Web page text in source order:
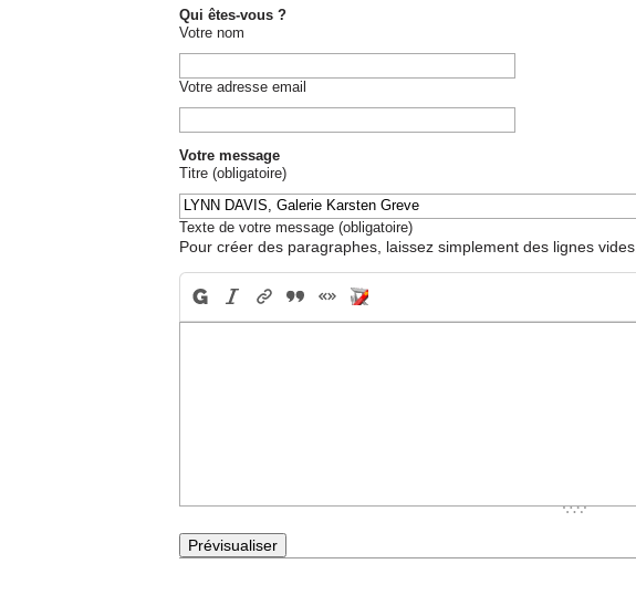
Qui êtes-vous ?
Votre nom
Votre adresse email
Votre message
Titre (obligatoire)
Texte de votre message (obligatoire)
Pour créer des paragraphes, laissez simplement des lignes vides.